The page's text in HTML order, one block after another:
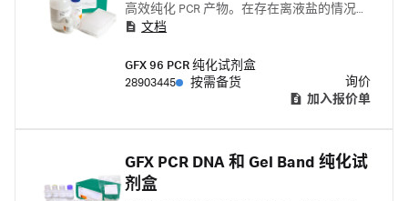
高效纯化 PCR 产物。在存在离液盐的情况
下，通过玻璃纤维捕获 PCR 片段，并通过乙
文档
GFX 96 PCR 纯化试剂盒
28903445
按需备货
询价
加入报价单
GFX PCR DNA 和 Gel Band 纯化试
剂盒